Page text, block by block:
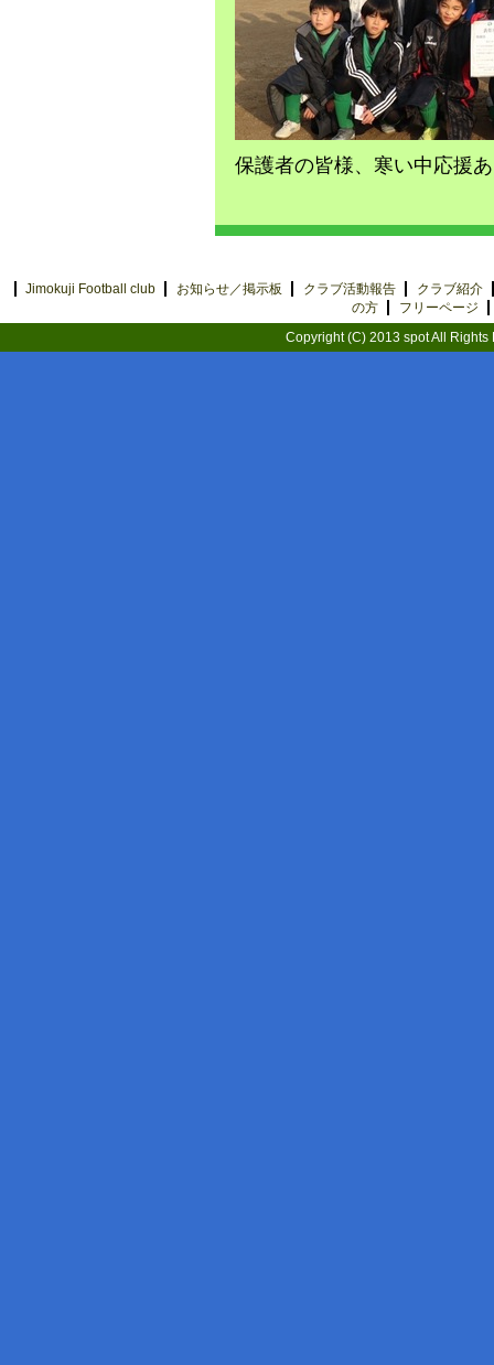
保護者の皆様、寒い中応援
Jimokuji Football club お知らせ／掲示板 クラブ活動報告
クラブ紹介
の方
フリーページ
Copyright (C) 2013 spot All Rights